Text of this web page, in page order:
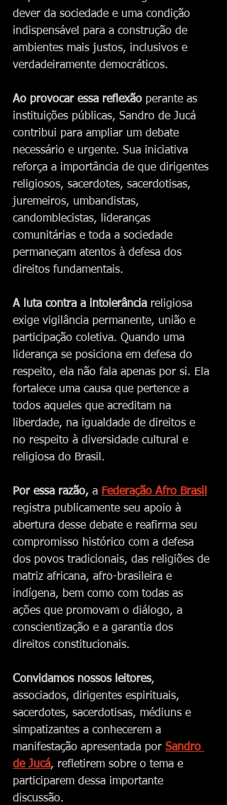
dever da sociedade e uma condição
indispensável para a construção de
ambientes mais justos, inclusivos e
verdadeiramente democráticos.
Ao provocar essa reflexão perante as
instituições públicas, Sandro de Jucá
contribui para ampliar um debate
necessário e urgente. Sua iniciativa
reforça a importância de que dirigentes
religiosos, sacerdotes, sacerdotisas,
juremeiros, umbandistas,
candomblecistas, lideranças
comunitárias e toda a sociedade
permaneçam atentos à defesa dos
direitos fundamentais.
A luta contra a intolerância religiosa
exige vigilância permanente, união e
participação coletiva. Quando uma
liderança se posiciona em defesa do
respeito, ela não fala apenas por si. Ela
fortalece uma causa que pertence a
todos aqueles que acreditam na
liberdade, na igualdade de direitos e
no respeito à diversidade cultural e
religiosa do Brasil.
Por essa razão, a Federação Afro Brasil
registra publicamente seu apoio à
abertura desse debate e reafirma seu
compromisso histórico com a defesa
dos povos tradicionais, das religiões de
matriz africana, afro-brasileira e
indígena, bem como com todas as
ações que promovam o diálogo, a
conscientização e a garantia dos
direitos constitucionais.
Convidamos nossos leitores,
associados, dirigentes espirituais,
sacerdotes, sacerdotisas, médiuns e
simpatizantes a conhecerem a
manifestação apresentada por Sandro
de Jucá, refletirem sobre o tema e
participarem dessa importante
discussão.